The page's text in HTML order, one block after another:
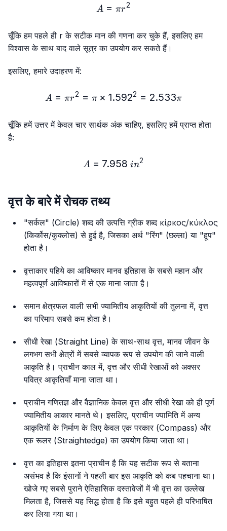
A = πr²
A = πr2
चूँकि हम पहले ही r के सटीक मान की गणना कर चुके हैं, इसलिए हम
विश्वास के साथ बाद वाले सूत्र का उपयोग कर सकते हैं।
इसलिए, हमारे उदाहरण में:
A = πr² = π × 1.592² =
A = πr2 = π × 1.5922 = 2.533π
चूँकि हमें उत्तर में केवल चार सार्थक अंक चाहिए, इसलिए हमें प्राप्त होता
है:
A = 7.958\ in²
A = 7.958 in2
वृत्त के बारे में रोचक तथ्य
"सर्कल" (Circle) शब्द की उत्पत्ति ग्रीक शब्द κίρκος/κύκλος
(किर्कोस/कुक्लोस) से हुई है, जिसका अर्थ "रिंग" (छल्ला) या "हूप"
होता है।
वृत्ताकार पहिये का आविष्कार मानव इतिहास के सबसे महान और
महत्वपूर्ण आविष्कारों में से एक माना जाता है।
समान क्षेत्रफल वाली सभी ज्यामितीय आकृतियों की तुलना में, वृत्त
का परिमाप सबसे कम होता है।
सीधी रेखा (Straight Line) के साथ-साथ वृत्त, मानव जीवन के
लगभग सभी क्षेत्रों में सबसे व्यापक रूप से उपयोग की जाने वाली
आकृति है। प्राचीन काल में, वृत्त और सीधी रेखाओं को अक्सर
पवित्र आकृतियाँ माना जाता था।
प्राचीन गणितज्ञ और वैज्ञानिक केवल वृत्त और सीधी रेखा को ही पूर्ण
ज्यामितीय आकार मानते थे। इसलिए, प्राचीन ज्यामिति में अन्य
आकृतियों के निर्माण के लिए केवल एक परकार (Compass) और
एक रूलर (Straightedge) का उपयोग किया जाता था।
वृत्त का इतिहास इतना प्राचीन है कि यह सटीक रूप से बताना
असंभव है कि इंसानों ने पहली बार इस आकृति को कब पहचाना था।
खोजे गए सबसे पुराने ऐतिहासिक दस्तावेजों में भी वृत्त का उल्लेख
मिलता है, जिससे यह सिद्ध होता है कि इसे बहुत पहले ही परिभाषित
कर लिया गया था।